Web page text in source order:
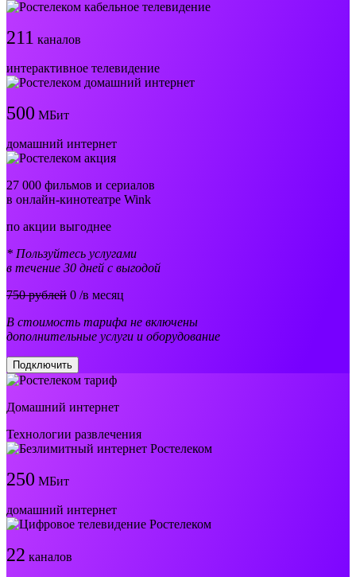
211 каналов
интерактивное телевидение
500 МБит
домашний интернет
27 000 фильмов и сериалов
в онлайн-кинотеатре Wink
по акции выгоднее
* Пользуйтесь услугами
в течение 30 дней с выгодой
750 рублей 0 /в месяц
В стоимость тарифа не включены
дополнительные услуги и оборудование
Подключить
Домашний интернет
Технологии развлечения
250 МБит
домашний интернет
22 каналов